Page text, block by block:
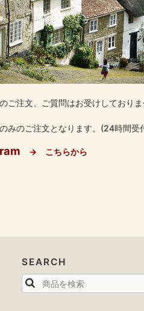
ご注文、ご質問はお受けしておりま
みのご注文となります。(24時間受
→ こちらから
SEARCH